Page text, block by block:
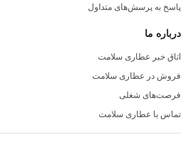
پاسخ به پرسش‌های متداول
درباره ما
اتاق خبر عطاری سلامت
فروش در عطاری سلامت
فرصت‌های شغلی
تماس با عطاری سلامت